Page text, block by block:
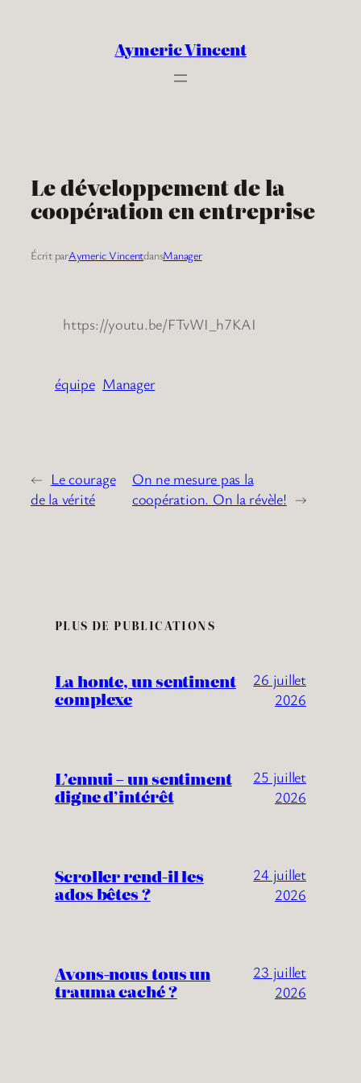
Aymeric Vincent
Le développement de la
coopération en entreprise
Écrit parAymeric VincentdansManager
https://youtu.be/FTvWI_h7KAI
équipe Manager
← Le courage
de la vérité
On ne mesure pas la
coopération. On la révèle! →
PLUS DE PUBLICATIONS
La honte, un sentiment
complexe
26 juillet
2026
L’ennui – un sentiment
digne d’intérêt
25 juillet
2026
Scroller rend-il les
ados bêtes ?
24 juillet
2026
Avons-nous tous un
trauma caché ?
23 juillet
2026